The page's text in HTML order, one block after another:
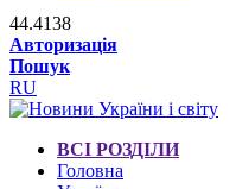
44.4138
Авторизація
Пошук
RU
ВСІ РОЗДІЛИ
Головна